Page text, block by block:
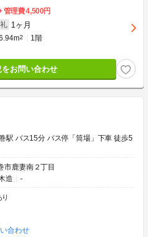
管理費4,500円
礼 1ヶ月
2 1階
をお問い合わせ
駅 バス15分 バス停「筒場」下車 徒歩5
市鹿妻南２丁目
造 -
合わせ